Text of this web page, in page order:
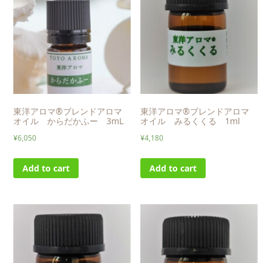
東洋アロマ®ブレンドアロマ
オイル からだかふー 3mL
¥6,050
Add to cart
東洋アロマ®ブレンドアロマ
オイル みるくくる 1ml
¥4,180
Add to cart